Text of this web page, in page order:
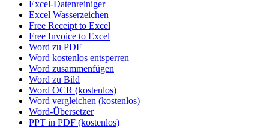
Excel-Datenreiniger
Excel Wasserzeichen
Free Receipt to Excel
Free Invoice to Excel
Word zu PDF
Word kostenlos entsperren
Word zusammenfügen
Word zu Bild
Word OCR (kostenlos)
Word vergleichen (kostenlos)
Word-Übersetzer
PPT in PDF (kostenlos)